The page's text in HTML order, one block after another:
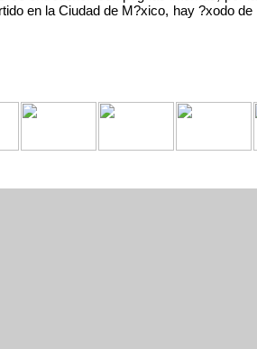
en la Ciudad de M?xico, hay ?xodo de